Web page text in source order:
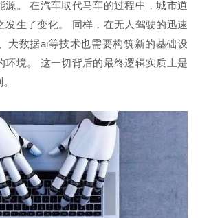
源。 在汽车取代马车的过程中，城市道
发生了变化。 同样，在无人驾驶的迅速
大数据ai等技术也需要构筑新的基础设
环境。 这一切背后的最终逻辑实质上是